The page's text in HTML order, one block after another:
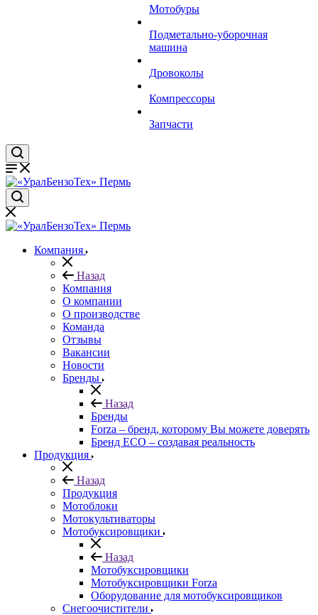
Мотобуры
Подметально-уборочная
машина
Дровоколы
Компрессоры
Запчасти
Компания
Назад
Компания
О компании
О производстве
Команда
Отзывы
Вакансии
Новости
Бренды
Назад
Бренды
Forza – бренд, которому Вы можете доверять
Бренд ECO – создавая реальность
Продукция
Назад
Продукция
Мотоблоки
Мотокультиваторы
Мотобуксировщики
Назад
Мотобуксировщики
Мотобуксировщики Forza
Оборудование для мотобуксировщиков
Снегоочистители